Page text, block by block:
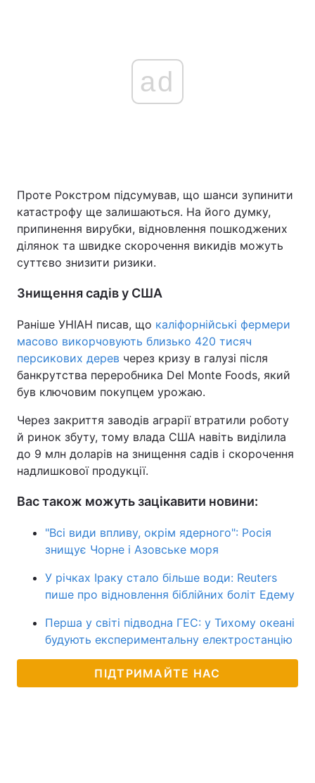
ad
Проте Рокстром підсумував, що шанси зупинити
катастрофу ще залишаються. На його думку,
припинення вирубки, відновлення пошкоджених
ділянок та швидке скорочення викидів можуть
суттєво знизити ризики.
Знищення садів у США
Раніше УНІАН писав, що каліфорнійські фермери
масово викорчовують близько 420 тисяч
персикових дерев через кризу в галузі після
банкрутства переробника Del Monte Foods, який
був ключовим покупцем урожаю.
Через закриття заводів аграрії втратили роботу
й ринок збуту, тому влада США навіть виділила
до 9 млн доларів на знищення садів і скорочення
надлишкової продукції.
Вас також можуть зацікавити новини:
"Всі види впливу, окрім ядерного": Росія
знищує Чорне і Азовське моря
У річках Іраку стало більше води: Reuters
пише про відновлення біблійних боліт Едему
Перша у світі підводна ГЕС: у Тихому океані
будують експериментальну електростанцію
ПІДТРИМАЙТЕ НАС